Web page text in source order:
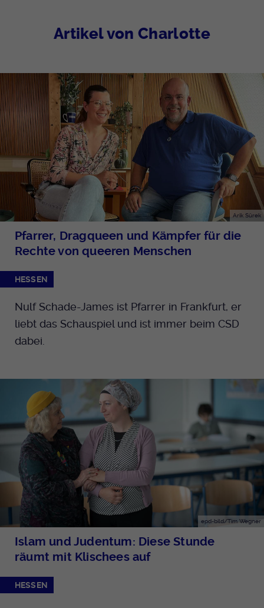
Artikel von Charlotte
Arik Sürek
Pfarrer, Dragqueen und Kämpfer für die
Rechte von queeren Menschen
HESSEN
Nulf Schade-James ist Pfarrer in Frankfurt, er
liebt das Schauspiel und ist immer beim CSD
dabei.
epd-bild/Tim Wegner
Islam und Judentum: Diese Stunde
räumt mit Klischees auf
HESSEN